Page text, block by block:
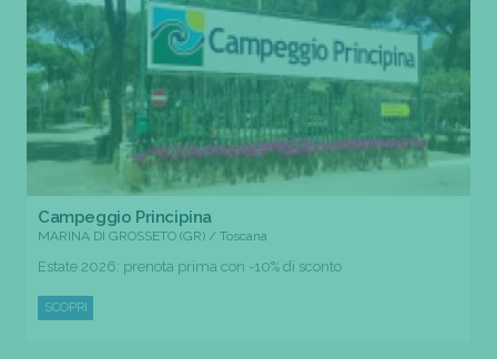
Campeggio Principina
MARINA DI GROSSETO (GR) / Toscana
Estate 2026: prenota prima con -10% di sconto
SCOPRI